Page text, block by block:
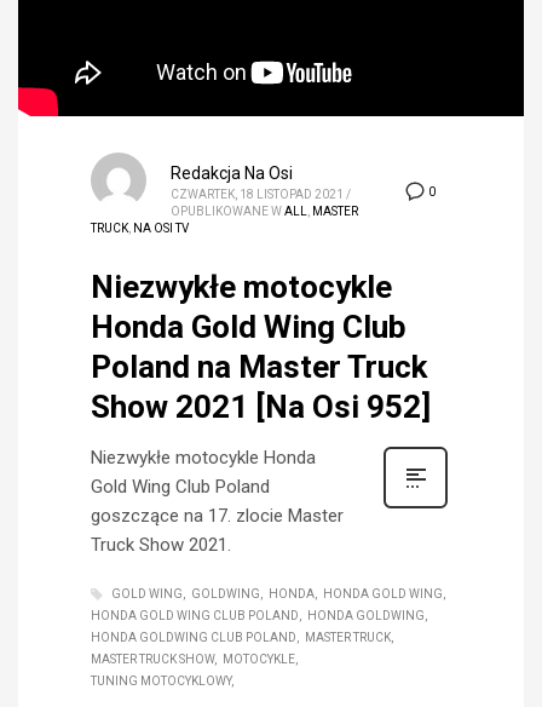
0
Redakcja Na Osi
CZWARTEK, 18 LISTOPAD 2021 /
OPUBLIKOWANE WALL
MASTER
TRUCK NA OSI TV
Niezwykłe motocykle
Honda Gold Wing Club
Poland na Master Truck
Show 2021 [Na Osi 952]
Niezwykłe motocykle Honda
Gold Wing Club Poland
goszczące na 17. zlocie Master
Truck Show 2021.
GOLD WING GOLDWING HONDA
HONDA GOLD WING
HONDA GOLD WING CLUB POLAND
HONDA GOLDWING
HONDA GOLDWING CLUB POLAND
MASTER TRUCK
MASTER TRUCK SHOW
MOTOCYKLE
TUNING MOTOCYKLOWY